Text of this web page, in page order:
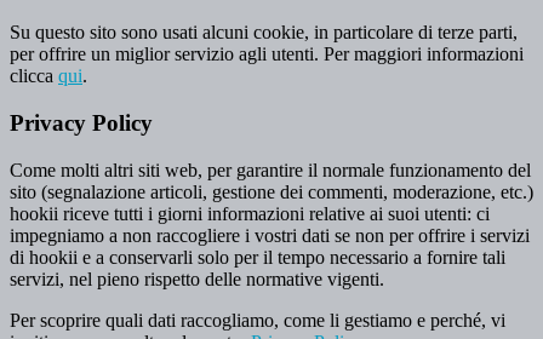
Su questo sito sono usati alcuni cookie, in particolare di terze parti,
per offrire un miglior servizio agli utenti. Per maggiori informazioni
clicca qui.
Privacy Policy
Come molti altri siti web, per garantire il normale funzionamento del
sito (segnalazione articoli, gestione dei commenti, moderazione, etc.)
hookii riceve tutti i giorni informazioni relative ai suoi utenti: ci
impegniamo a non raccogliere i vostri dati se non per offrire i servizi
di hookii e a conservarli solo per il tempo necessario a fornire tali
servizi, nel pieno rispetto delle normative vigenti.
Per scoprire quali dati raccogliamo, come li gestiamo e perché, vi